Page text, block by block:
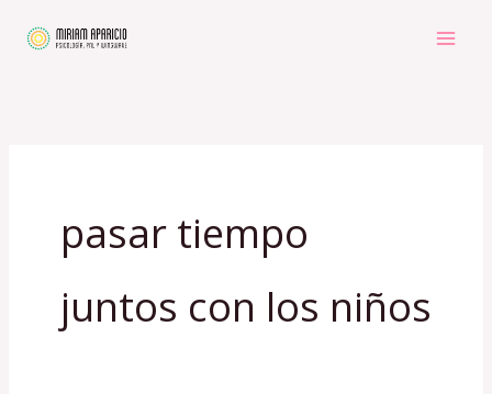
pasar tiempo
juntos con los niños